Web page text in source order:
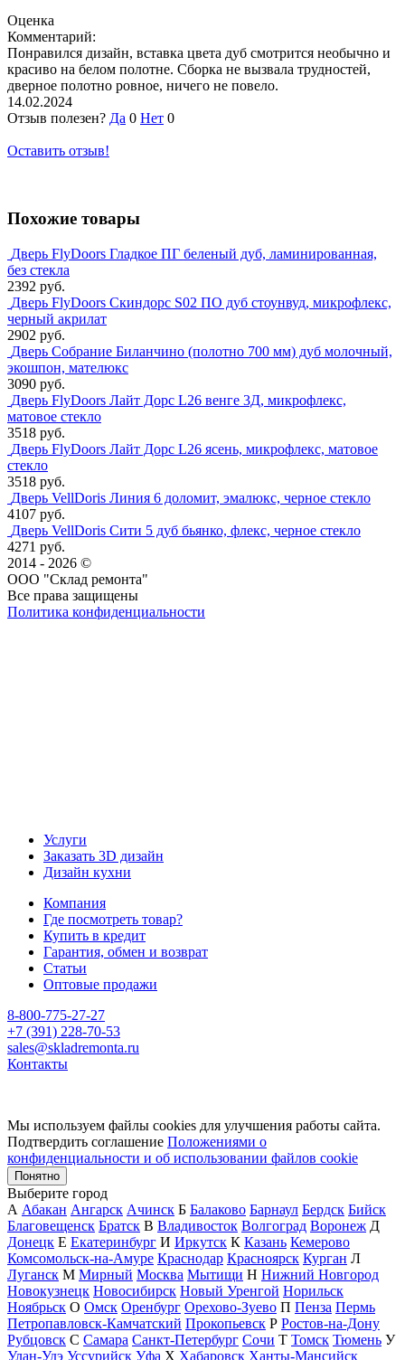
Оценка
Комментарий:
Понравился дизайн, вставка цвета дуб смотрится необычно и
красиво на белом полотне. Сборка не вызвала трудностей,
дверное полотно ровное, ничего не повело.
14.02.2024
Отзыв полезен? Да 0 Нет 0
Оставить отзыв!
Похожие товары
Дверь FlyDoors Гладкое ПГ беленый дуб, ламинированная,
без стекла
2392 руб.
Дверь FlyDoors Скиндорс S02 ПО дуб стоунвуд, микрофлекс,
черный акрилат
2902 руб.
Дверь Собрание Биланчино (полотно 700 мм) дуб молочный,
экошпон, мателюкс
3090 руб.
Дверь FlyDoors Лайт Дорс L26 венге 3Д, микрофлекс,
матовое стекло
3518 руб.
Дверь FlyDoors Лайт Дорс L26 ясень, микрофлекс, матовое
стекло
3518 руб.
Дверь VellDoris Линия 6 доломит, эмалюкс, черное стекло
4107 руб.
Дверь VellDoris Сити 5 дуб бьянко, флекс, черное стекло
4271 руб.
2014 - 2026 ©
ООО "Склад ремонта"
Все права защищены
Политика конфиденциальности
Услуги
Заказать 3D дизайн
Дизайн кухни
Компания
Где посмотреть товар?
Купить в кредит
Гарантия, обмен и возврат
Статьи
Оптовые продажи
8-800-775-27-27
+7 (391) 228-70-53
sales@skladremonta.ru
Контакты
Мы используем файлы cookies для улучшения работы сайта.
Подтвердить соглашение Положениями о
конфиденциальности и об использовании файлов cookie
Понятно
Выберите город
А Абакан Ангарск Ачинск Б Балаково Барнаул Бердск Бийск
Благовещенск Братск В Владивосток Волгоград Воронеж Д
Донецк Е Екатеринбург И Иркутск К Казань Кемерово
Комсомольск-на-Амуре Краснодар Красноярск Курган Л
Луганск М Мирный Москва Мытищи Н Нижний Новгород
Новокузнецк Новосибирск Новый Уренгой Норильск
Ноябрьск О Омск Оренбург Орехово-Зуево П Пенза Пермь
Петропавловск-Камчатский Прокопьевск Р Ростов-на-Дону
Рубцовск С Самара Санкт-Петербург Сочи Т Томск Тюмень У
Улан-Удэ Уссурийск Уфа Х Хабаровск Ханты-Мансийск